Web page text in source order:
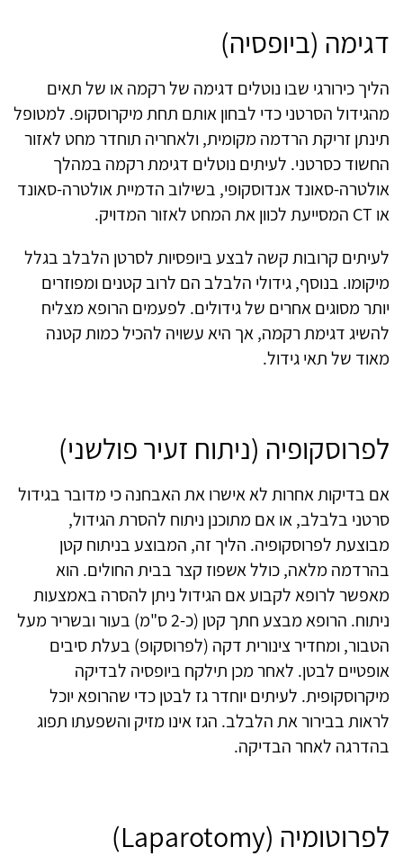
דגימה (ביופסיה)
הליך כירורגי שבו נוטלים דגימה של רקמה או של תאים
מהגידול הסרטני כדי לבחון אותם תחת מיקרוסקופ. למטופל
תינתן זריקת הרדמה מקומית, ולאחריה תוחדר מחט לאזור
החשוד כסרטני. לעיתים נוטלים דגימת רקמה במהלך
אולטרה-סאונד אנדוסקופי, בשילוב הדמיית אולטרה-סאונד
או CT המסייעת לכוון את המחט לאזור המדויק.
לעיתים קרובות קשה לבצע ביופסיות לסרטן הלבלב בגלל
מיקומו. בנוסף, גידולי הלבלב הם לרוב קטנים ומפוזרים
יותר מסוגים אחרים של גידולים. לפעמים הרופא מצליח
להשיג דגימת רקמה, אך היא עשויה להכיל כמות קטנה
מאוד של תאי גידול.
לפרוסקופיה (ניתוח זעיר פולשני)
אם בדיקות אחרות לא אישרו את האבחנה כי מדובר בגידול
סרטני בלבלב, או אם מתוכנן ניתוח להסרת הגידול,
מבוצעת לפרוסקופיה. הליך זה, המבוצע בניתוח קטן
בהרדמה מלאה, כולל אשפוז קצר בבית החולים. הוא
מאפשר לרופא לקבוע אם הגידול ניתן להסרה באמצעות
ניתוח. הרופא מבצע חתך קטן (כ-2 ס"מ) בעור ובשריר מעל
הטבור, ומחדיר צינורית דקה (לפרוסקופ) בעלת סיבים
אופטיים לבטן. לאחר מכן תילקח ביופסיה לבדיקה
מיקרוסקופית. לעיתים יוחדר גז לבטן כדי שהרופא יוכל
לראות בבירור את הלבלב. הגז אינו מזיק והשפעתו תפוג
בהדרגה לאחר הבדיקה.
לפרוטומיה (Laparotomy)